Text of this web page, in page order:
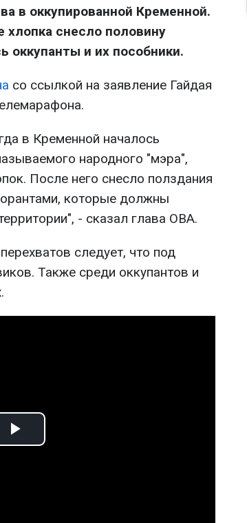
в оккупированной Кременной.
хлопка снесло половину
оккупанты и их пособники.
со ссылкой на заявление Гайдая
в Кременной началось
народного "мэра",
После него снесло полздания
которые должны
- сказал глава ОВА.
следует, что под
Также среди оккупантов и
Play